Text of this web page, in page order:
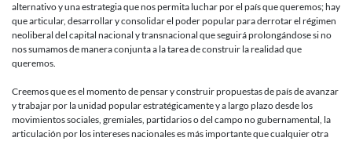
alternativo y una estrategia que nos permita luchar por el país que queremos; hay
que articular, desarrollar y consolidar el poder popular para derrotar el régimen
neoliberal del capital nacional y transnacional que seguirá prolongándose si no
nos sumamos de manera conjunta a la tarea de construir la realidad que
queremos.
Creemos que es el momento de pensar y construir propuestas de país de avanzar
y trabajar por la unidad popular estratégicamente y a largo plazo desde los
movimientos sociales, gremiales, partidarios o del campo no gubernamental, la
articulación por los intereses nacionales es más importante que cualquier otra